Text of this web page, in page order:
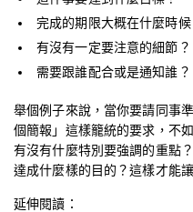
完成的期限大概在什麼時候
有沒有一定要注意的細節？
需要跟誰配合或是通知誰？
舉個例子來說，當你要請同事
個簡報」這樣籠統的要求，不
有沒有什麼特別要強調的重點
達成什麼樣的目的？這樣才能
延伸閱讀：